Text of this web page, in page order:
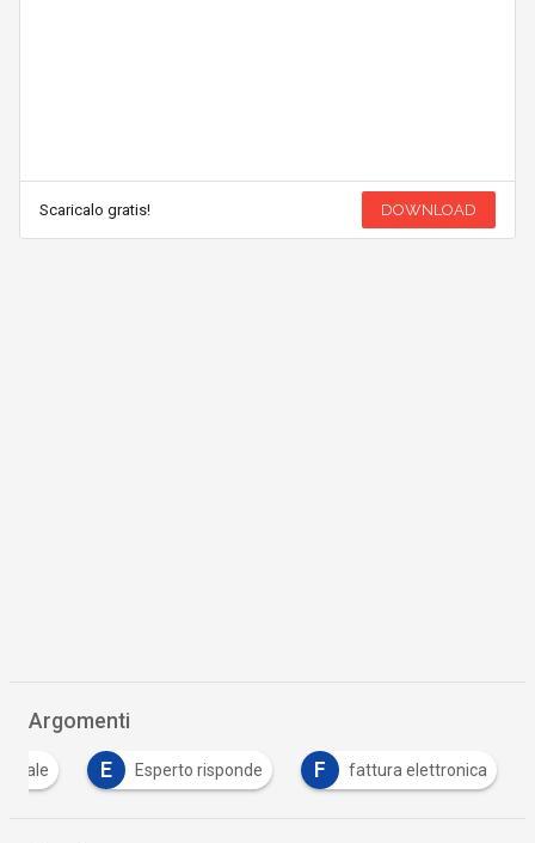
Scaricalo gratis! DOWNLOAD
Argomenti
E Esperto risponde F fattura elettronica